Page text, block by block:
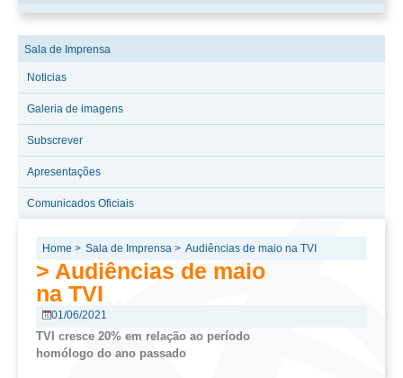
Sala de Imprensa
Noticias
Galeria de imagens
Subscrever
Apresentações
Comunicados Oficiais
Home > Sala de Imprensa > Audiências de maio na TVI
> Audiências de maio
na TVI
01/06/2021
TVI cresce 20% em relação ao período
homólogo do ano passado